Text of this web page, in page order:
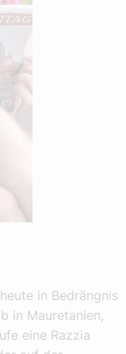
in Bedrängnis
in Mauretanien,
eine Razzia